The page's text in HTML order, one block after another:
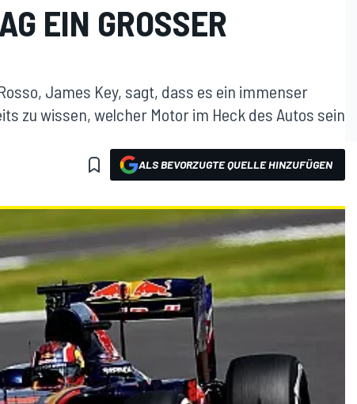
EIN GROSSER V
James Key, sagt, dass es ein immenser
zu wissen, welcher Motor im Heck des Autos sein
ALS BEVORZUGTE QUELLE HINZUFÜGEN